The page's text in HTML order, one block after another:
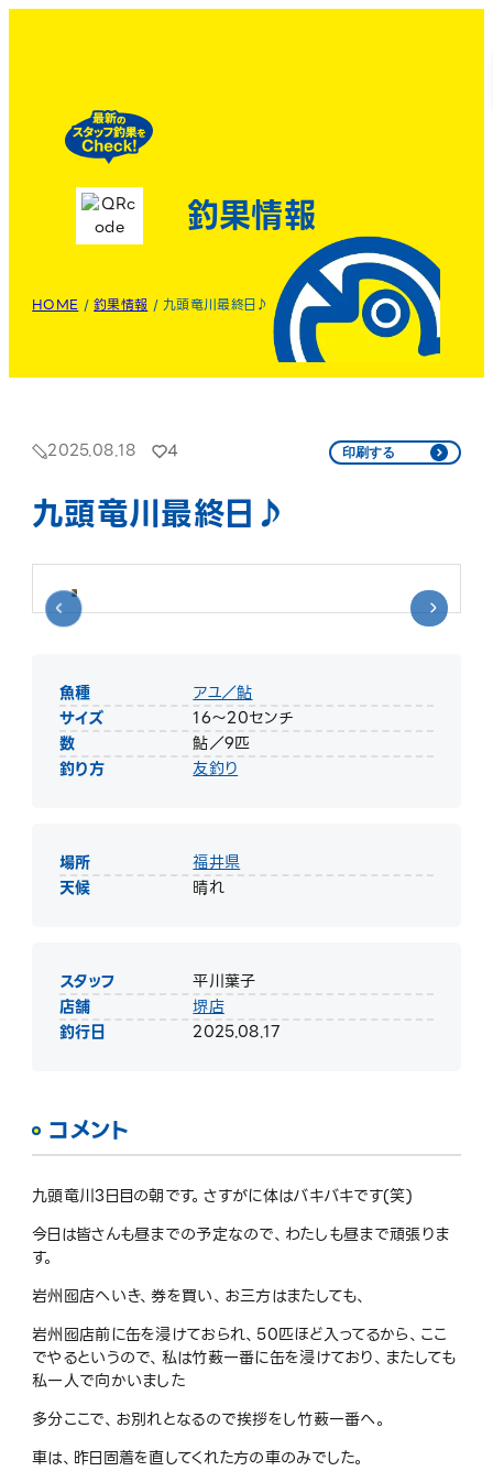
釣果情報
HOME /釣果情報 / 九頭竜川最終日♪
2025.08.18 4 印刷する
九頭竜川最終日♪
魚種
アユ／鮎
サイズ
16～20センチ
数
鮎／9匹
釣り方
友釣り
場所
福井県
天候
晴れ
スタッフ
平川葉子
店舗
堺店
釣行日
2025.08.17
コメント
九頭竜川3日目の朝です。さすがに体はバキバキです(笑)
今日は皆さんも昼までの予定なので、わたしも昼まで頑張りま
す。
岩州囮店へいき、券を買い、お三方はまたしても、
岩州囮店前に缶を浸けておられ、50匹ほど入ってるから、ここ
でやるというので、私は竹薮一番に缶を浸けており、またしても
私一人で向かいました
多分ここで、お別れとなるので挨拶をし竹薮一番へ。
車は、昨日固着を直してくれた方の車のみでした。